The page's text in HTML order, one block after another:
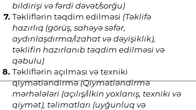
bildirişi və fərdi dəvət/sorğu)
Təkliflərin təqdim edilməsi (Təklifə
hazırlıq (görüş, sahəyə səfər,
aydınlaşdırma/izahat və dəyişiklik),
təklifin hazırlanıb təqdim edilməsi və
qəbulu)
Təkliflərin açılması və texniki
qiymətləndirmə(Qiymətləndirmə
mərhələləri (açılış/ilkin yoxlanış, texniki və
qiymət), təlimatları (uyğunluq və